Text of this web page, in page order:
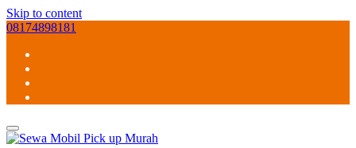
Skip to content
08174898181